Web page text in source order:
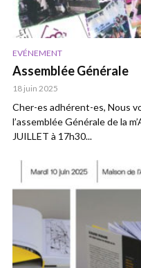
EVÉNEMENT
Assemblée Générale
18 juin 2025
Cher-es adhérent-es, Nous
l’assemblée Générale de la
JUILLET à 17h30...